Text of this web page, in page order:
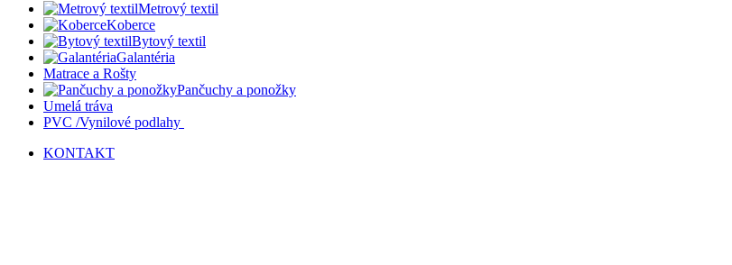
Metrový textil
Koberce
Bytový textil
Galantéria
Matrace a Rošty
Pančuchy a ponožky
Umelá tráva
PVC /Vynilové podlahy
KONTAKT